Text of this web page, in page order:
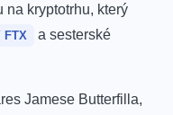
na kryptotrhu, který
FTX
a sesterské
Jamese Butterfilla,